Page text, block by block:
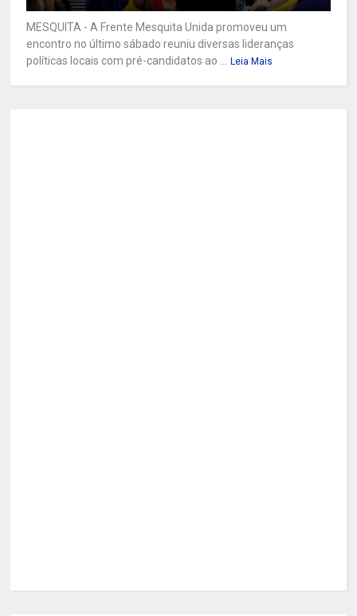
MESQUITA - A Frente Mesquita Unida promoveu um
encontro no último sábado reuniu diversas lideranças
políticas locais com pré-candidatos ao ... Leia Mais